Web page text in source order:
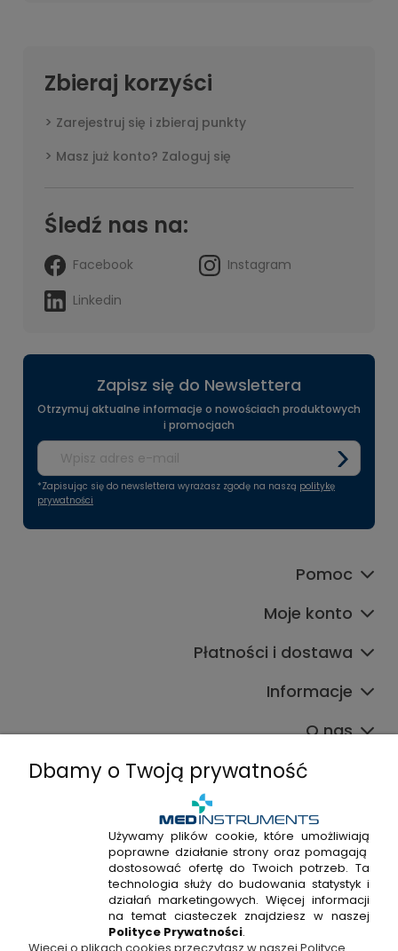
Zbieraj korzyści
Zarejestruj się i zbieraj punkty
Masz już konto? Zaloguj się
Śledź nas na:
Facebook
Instagram
Linkedin
Zapisz się do Newslettera
Otrzymuj aktualne informacje o nowościach produktowych
i promocjach
*Zapisując się do newslettera wyrażasz zgodę na naszą politykę
prywatności
Pomoc
Moje konto
Płatności i dostawa
Informacje
O nas
+48 720 915 338
+48 22 298 53 38
Napisz do nas!
Dbamy o Twoją prywatność
Używamy plików cookie, które umożliwiają
poprawne działanie strony oraz pomagają
dostosować ofertę do Twoich potrzeb. Ta
technologia służy do budowania statystyk i
działań marketingowych. Więcej informacji
na temat ciasteczek znajdziesz w naszej
Polityce Prywatności.